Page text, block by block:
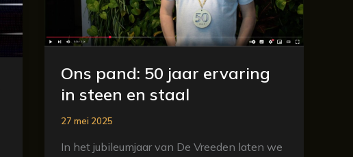
Ons pand: 50 jaar ervaring
in steen en staal
27 mei 2025
In het jubileumjaar van De Vreeden laten we
steen
en